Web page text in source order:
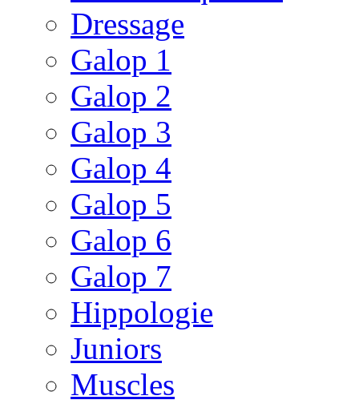
Dressage
Galop 1
Galop 2
Galop 3
Galop 4
Galop 5
Galop 6
Galop 7
Hippologie
Juniors
Muscles